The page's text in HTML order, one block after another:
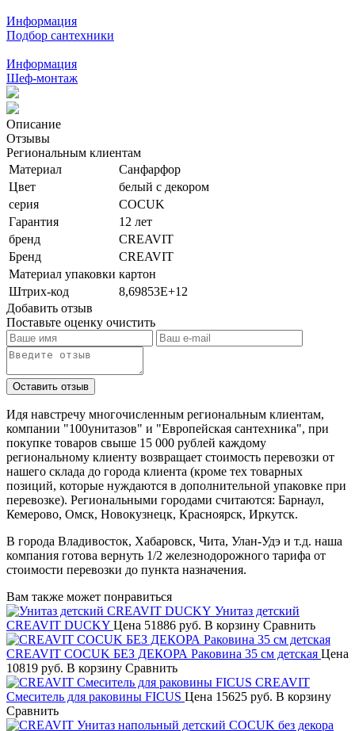
Информация
Подбор сантехники
Информация
Шеф-монтаж
Описание
Отзывы
Региональным клиентам
Материал
Санфарфор
Цвет
белый с декором
серия
COCUK
Гарантия
12 лет
бренд
CREAVIT
Бренд
CREAVIT
Материал упаковки картон
Штрих-код
8,69853E+12
Добавить отзыв
Поставьте оценку очистить
Идя навстречу многочисленным региональным клиентам,
компании "100унитазов" и "Европейская сантехника", при
покупке товаров свыше 15 000 рублей каждому
региональному клиенту возвращает стоимость перевозки от
нашего склада до города клиента (кроме тех товарных
позиций, которые нуждаются в дополнительной упаковке при
перевозке). Региональными городами считаются: Барнаул,
Кемерово, Омск, Новокузнецк, Красноярск, Иркутск.
В города Владивосток, Хабаровск, Чита, Улан-Удэ и т.д. наша
компания готова вернуть 1/2 железнодорожного тарифа от
стоимости перевозки до пункта назначения.
Вам также может понравиться
Унитаз детский
CREAVIT DUCKY Цена 51886 руб. В корзину Сравнить
CREAVIT COCUK БЕЗ ДЕКОРА Раковина 35 см детская Цена
10819 руб. В корзину Сравнить
CREAVIT
Смеситель для раковины FICUS Цена 15625 руб. В корзину
Сравнить